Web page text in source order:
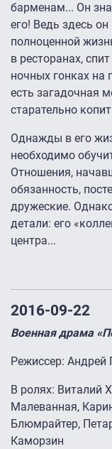
барменам... Он
его! Ведь здесь
полноценной
в ресторанах,
ночных гонках на
есть загадочная
старательно
Однажды в его
необходимо
Отношения,
обязанность,
дружеские.
детали: его
центра...
2016-09-22
Военная драма
Режиссер:
В ролях: Виталий
Малеванная,
Блюмрайтер,
Каморзин